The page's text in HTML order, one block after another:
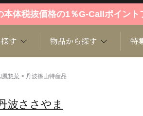
本体税抜価格の1％G-Callポイン
す
くだもの
物品から探す
趣味・雑貨
特
風惣菜 > 丹波篠山特産品
波ささやま